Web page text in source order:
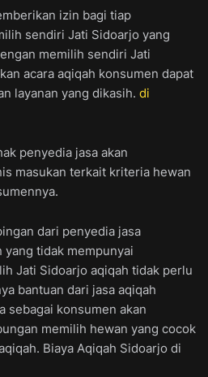
izin bagi tiap
sendiri Jati Sidoarjo yang
memilih sendiri Jati
acara aqiqah konsumen dapat
layanan yang dikasih. di
penyedia jasa akan
masukan terkait kriteria hewan
dari penyedia jasa
yang tidak mempunyai
Jati Sidoarjo aqiqah tidak perlu
bantuan dari jasa aqiqah
sebagai konsumen akan
memilih hewan yang cocok
Biaya Aqiqah Sidoarjo di